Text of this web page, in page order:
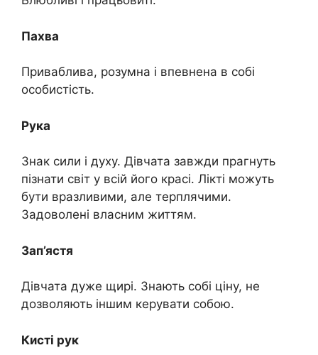
Пахва
Приваблива, розумна і впевнена в собі
особистість.
Рука
Знак сили і духу. Дівчата завжди прагнуть
пізнати світ у всій його красі. Лікті можуть
бути вразливими, але терплячими.
Задоволені власним життям.
Зап’ястя
Дівчата дуже щирі. Знають собі ціну, не
дозволяють іншим керувати собою.
Кисті рук